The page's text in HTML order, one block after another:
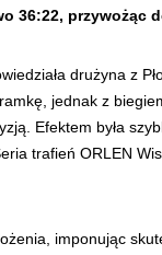
36:22, przywożąc
drużyna z
jednak z
Efektem była
trafień ORLEN
imponując